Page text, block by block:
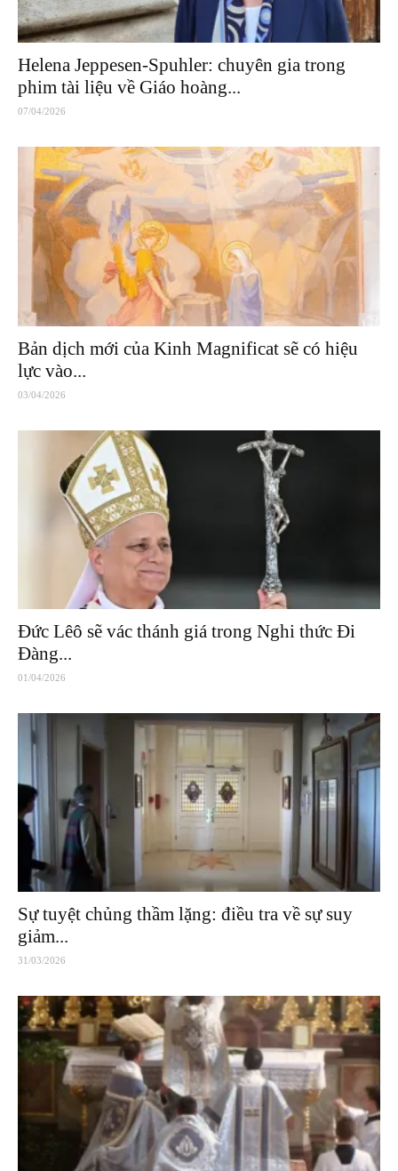
Helena Jeppesen-Spuhler: chuyên gia trong
phim tài liệu về Giáo hoàng...
07/04/2026
Bản dịch mới của Kinh Magnificat sẽ có hiệu
lực vào...
03/04/2026
Đức Lêô sẽ vác thánh giá trong Nghi thức Đi
Đàng...
01/04/2026
Sự tuyệt chủng thầm lặng: điều tra về sự suy
giảm...
31/03/2026